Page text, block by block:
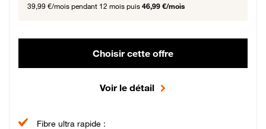
39,99 €/mois pendant 12 mois puis 46,99 €/mois
Choisir cette offre
Voir le détail
Fibre ultra rapide :